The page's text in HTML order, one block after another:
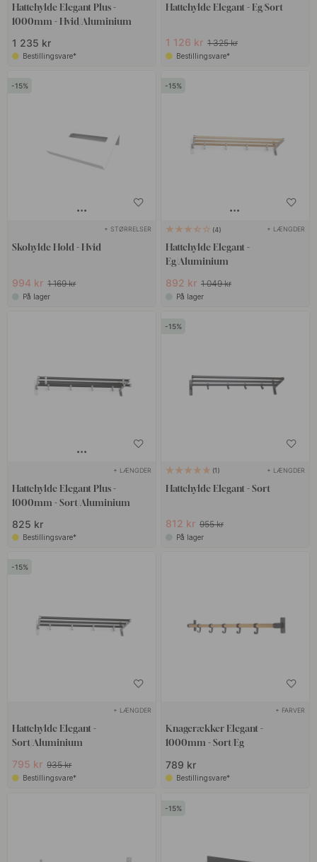
Hattehylde Elegant Plus -
1000mm - Hvid/Aluminium
1 235 kr
Bestillingsvare*
Hattehylde Elegant - Eg/Sort
1 126 kr 1 325 kr
Bestillingsvare*
15
+ STØRRELSER
Skohylde Hold - Hvid
994 kr 1 169 kr
På lager
15
4 + LÆNGDER
Hattehylde Elegant -
Eg/Aluminium
892 kr 1 049 kr
På lager
+ LÆNGDER
Hattehylde Elegant Plus -
1000mm - Sort/Aluminium
825 kr
Bestillingsvare*
15
1 + LÆNGDER
Hattehylde Elegant - Sort
812 kr 955 kr
På lager
15
+ LÆNGDER
Hattehylde Elegant -
Sort/Aluminium
795 kr 935 kr
Bestillingsvare*
+ FARVER
Knagerækker Elegant -
1000mm - Sort/Eg
789 kr
Bestillingsvare*
15